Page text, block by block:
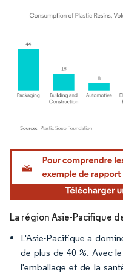
Image © Mordor Intelligence. La
La région Asie-Pacifique
L'Asie-Pacifique a
de plus de 40 %. Avec
l'emballage et de la